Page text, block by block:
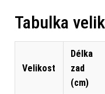
Tabulka
Velikost
Délka
zad
(cm)